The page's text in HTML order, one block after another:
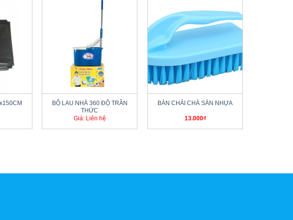
BỘ LAU NHÀ 360 ĐỘ TRẦN
THỨC
Giá: Liên hệ
+
BÀN CHẢI CHÀ SÀN NHỰA
13.000₫